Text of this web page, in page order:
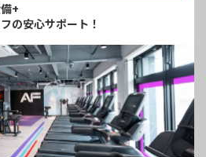
+
の安心サポート！